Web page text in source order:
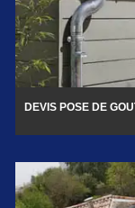
DEVIS POSE DE